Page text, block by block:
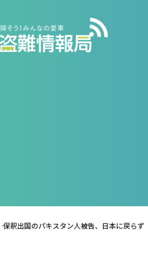
釈出国のパキスタン人被告、日本に戻らず